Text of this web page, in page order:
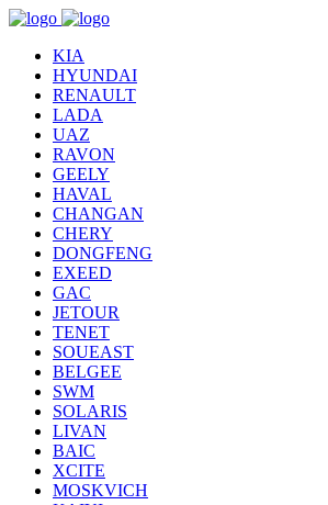
KIA
HYUNDAI
RENAULT
LADA
UAZ
RAVON
GEELY
HAVAL
CHANGAN
CHERY
DONGFENG
EXEED
GAC
JETOUR
TENET
SOUEAST
BELGEE
SWM
SOLARIS
LIVAN
BAIC
XCITE
MOSKVICH